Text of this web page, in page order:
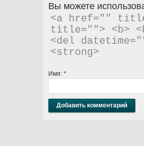
Вы можете
<a href=""
title=""> <b>
<del
<strong>
Имя: *